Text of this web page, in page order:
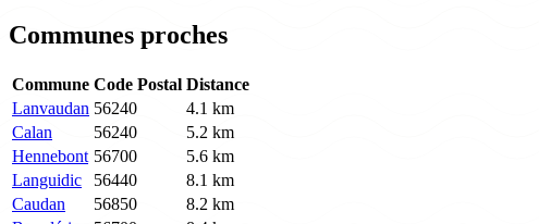
Communes proches
Commune Code Postal Distance
Lanvaudan 56240
4.1 km
Calan
56240
5.2 km
Hennebont 56700
5.6 km
Languidic
56440
8.1 km
Caudan
56850
8.2 km